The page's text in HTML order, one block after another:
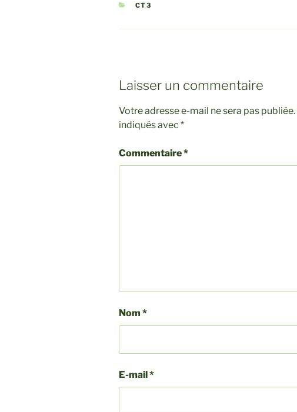
CATÉGORIES
CT3
Laisser un commentaire
Votre adresse e-mail ne sera pas publiée.
indiqués avec *
Commentaire*
Nom *
E-mail*